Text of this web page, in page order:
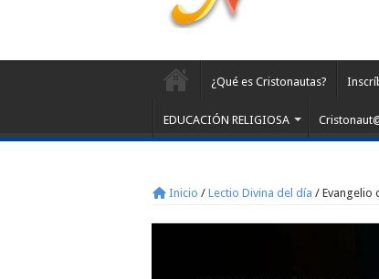
¿Qué es Cristonautas?
EDUCACIÓN RELIGIOSA
Inicio / Lectio Divina del día / Evangelio